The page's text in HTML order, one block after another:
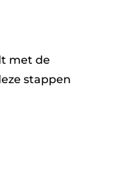
met de
stappen